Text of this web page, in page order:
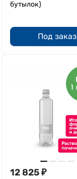
бутылок)
Под заказ
12 825₽